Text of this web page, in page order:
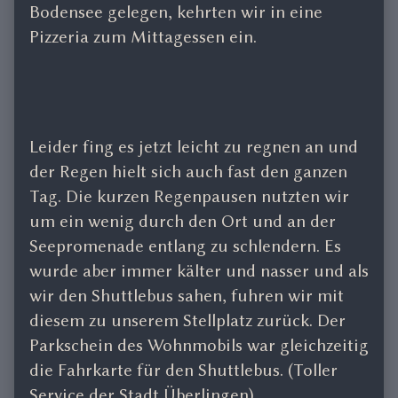
Bodensee gelegen, kehrten wir in eine
Pizzeria zum Mittagessen ein.
Leider fing es jetzt leicht zu regnen an und
der Regen hielt sich auch fast den ganzen
Tag. Die kurzen Regenpausen nutzten wir
um ein wenig durch den Ort und an der
Seepromenade entlang zu schlendern. Es
wurde aber immer kälter und nasser und als
wir den Shuttlebus sahen, fuhren wir mit
diesem zu unserem Stellplatz zurück. Der
Parkschein des Wohnmobils war gleichzeitig
die Fahrkarte für den Shuttlebus. (Toller